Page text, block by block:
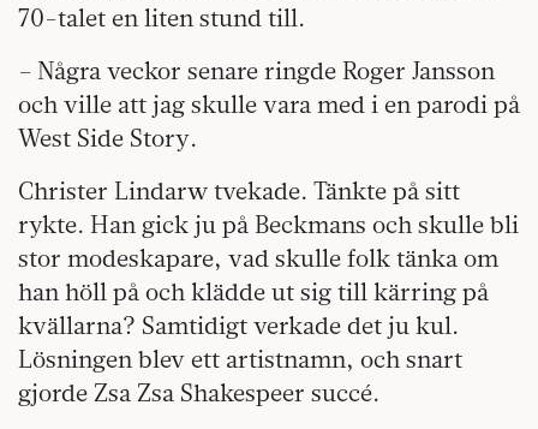
70-talet en liten stund till.
– Några veckor senare ringde Roger Jansson
och ville att jag skulle vara med i en parodi på
West Side Story.
Christer Lindarw tvekade. Tänkte på sitt
rykte. Han gick ju på Beckmans och skulle bli
stor modeskapare, vad skulle folk tänka om
han höll på och klädde ut sig till kärring på
kvällarna? Samtidigt verkade det ju kul.
Lösningen blev ett artistnamn, och snart
gjorde Zsa Zsa Shakespeer succé.